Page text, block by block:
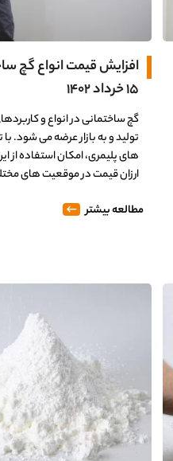
افزایش قیمت انواع گچ
۱۵ خرداد ۱۴۰۲
گچ ساختمانی در انواع و
تولید و به بازار عرضه می شود. با
های پلیمری، امکان استفاده از
ارزان قیمت در موقعیت های
مطالعه بیشتر